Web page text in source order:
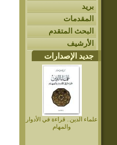
بريد
المقدمات
البحث المتقدم
الأرشيف
جديد الإصدارات
علماء الدين.. قراءة في الأدوار
والمهام